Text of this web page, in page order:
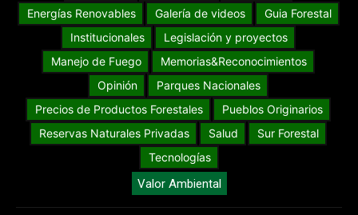
Energías Renovables
Galería de videos
Guia Forestal
Institucionales
Legislación y proyectos
Manejo de Fuego
Memorias&Reconocimientos
Opinión
Parques Nacionales
Precios de Productos Forestales
Pueblos Originarios
Reservas Naturales Privadas
Salud
Sur Forestal
Tecnologías
Valor Ambiental